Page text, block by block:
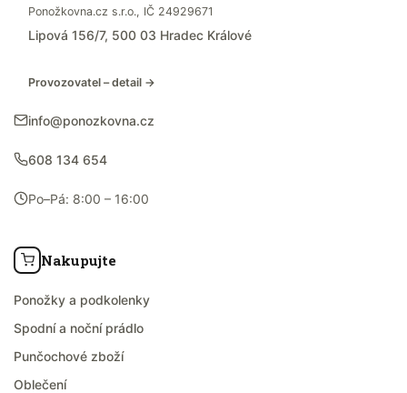
Ponožkovna.cz s.r.o., IČ 24929671
Lipová 156/7, 500 03 Hradec Králové
Provozovatel – detail →
info@ponozkovna.cz
608 134 654
Po–Pá: 8:00 – 16:00
Nakupujte
Ponožky a podkolenky
Spodní a noční prádlo
Punčochové zboží
Oblečení